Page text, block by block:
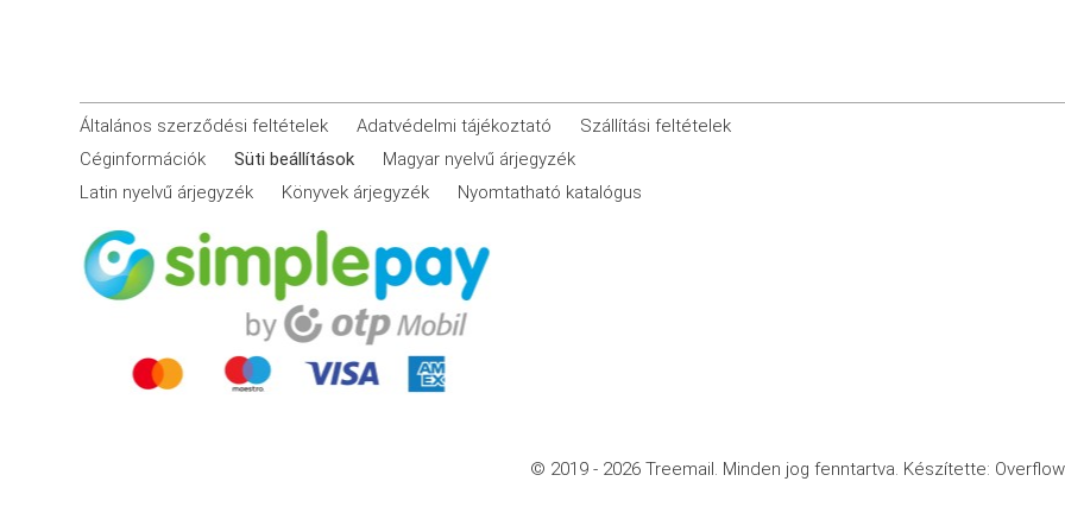
Általános szerződési feltételek Adatvédelmi tájékoztató
Szállítási feltételek
Céginformációk
Süti beállítások
Magyar nyelvű árjegyzék
Latin nyelvű árjegyzék
Könyvek árjegyzék Nyomtatható katalógus
© 2019 - 2026 Treemail. Minden jog fenntartva. Készítette: